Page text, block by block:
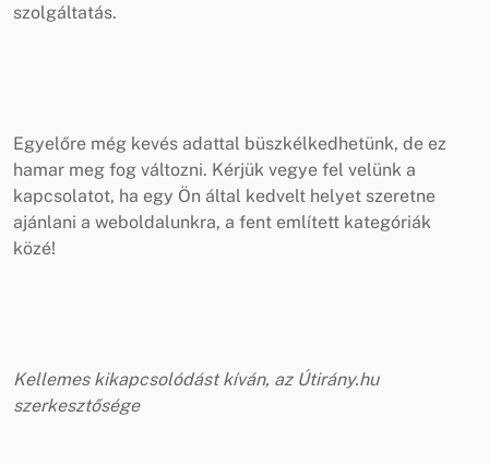
szolgáltatás.
Egyelőre még kevés adattal büszkélkedhetünk, de ez
hamar meg fog változni. Kérjük vegye fel velünk a
kapcsolatot, ha egy Ön által kedvelt helyet szeretne
ajánlani a weboldalunkra, a fent említett kategóriák
közé!
Kellemes kikapcsolódást kíván, az Útirány.hu
szerkesztősége